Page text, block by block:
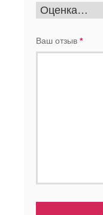
Ваш отзыв *